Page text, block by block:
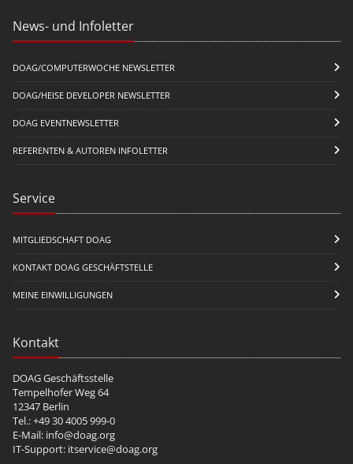
News- und Infoletter
DOAG/COMPUTERWOCHE NEWSLETTER
DOAG/HEISE DEVELOPER NEWSLETTER
DOAG EVENTNEWSLETTER
REFERENTEN & AUTOREN INFOLETTER
Service
MITGLIEDSCHAFT DOAG
KONTAKT DOAG GESCHÄFTSTELLE
MEINE EINWILLIGUNGEN
Kontakt
DOAG Geschäftsstelle
Tempelhofer Weg 64
12347 Berlin
Tel.: +49 30 4005 999-0
E-Mail: info@doag.org
IT-Support: itservice@doag.org